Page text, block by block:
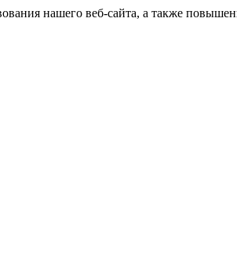
нашего веб-сайта, а также